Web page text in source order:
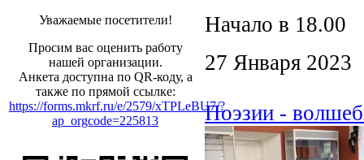
Уважаемые посетители!
Просим вас оценить работу
нашей организации.
Анкета доступна по QR-коду, а
также по прямой ссылке:
https://forms.mkrf.ru/e/2579/xTPLeBU7/?
ap_orgcode=225813
Начало в 18.00
27 Января 2023
Поэзии -